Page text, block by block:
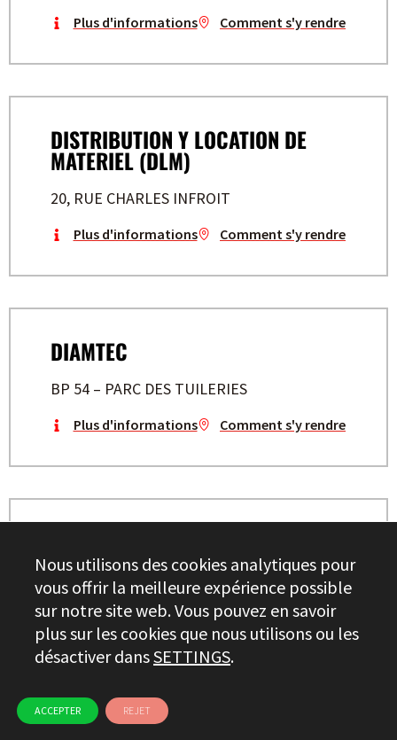
Plus d'informations Comment s'y rendre
DISTRIBUTION Y LOCATION DE
MATERIEL (DLM)
20, RUE CHARLES INFROIT
Plus d'informations Comment s'y rendre
DIAMTEC
BP 54 – PARC DES TUILERIES
Plus d'informations Comment s'y rendre
71 Rue PAUL ET MARC BARBEZAT
Plus d'informations Comment s'y rendre
D3S
Nous utilisons des cookies analytiques pour
vous offrir la meilleure expérience possible
sur notre site web. Vous pouvez en savoir
plus sur les cookies que nous utilisons ou les
désactiver dansSETTINGS.
ACCEPTER REJET